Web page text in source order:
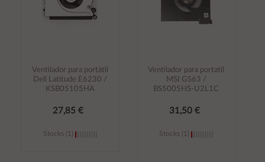
Ventilador para portátil
Dell Latitude E6230 /
KSB05105HA
27,85 €
Stocks (1)
Ventilador para portatil
MSI GS63 /
BS5005HS-U2L1C
31,50 €
Stocks (1)